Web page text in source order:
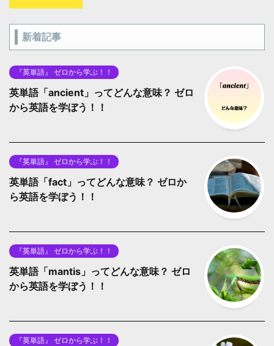
新着記事
『英単語』 ゼロから学ぶ！！
英単語「ancient」ってどんな意味？ ゼロ
から英語を学ぼう！！
『英単語』 ゼロから学ぶ！！
英単語「fact」ってどんな意味？ ゼロか
ら英語を学ぼう！！
『英単語』 ゼロから学ぶ！！
英単語「mantis」ってどんな意味？ ゼロ
から英語を学ぼう！！
『英単語』 ゼロから学ぶ！！